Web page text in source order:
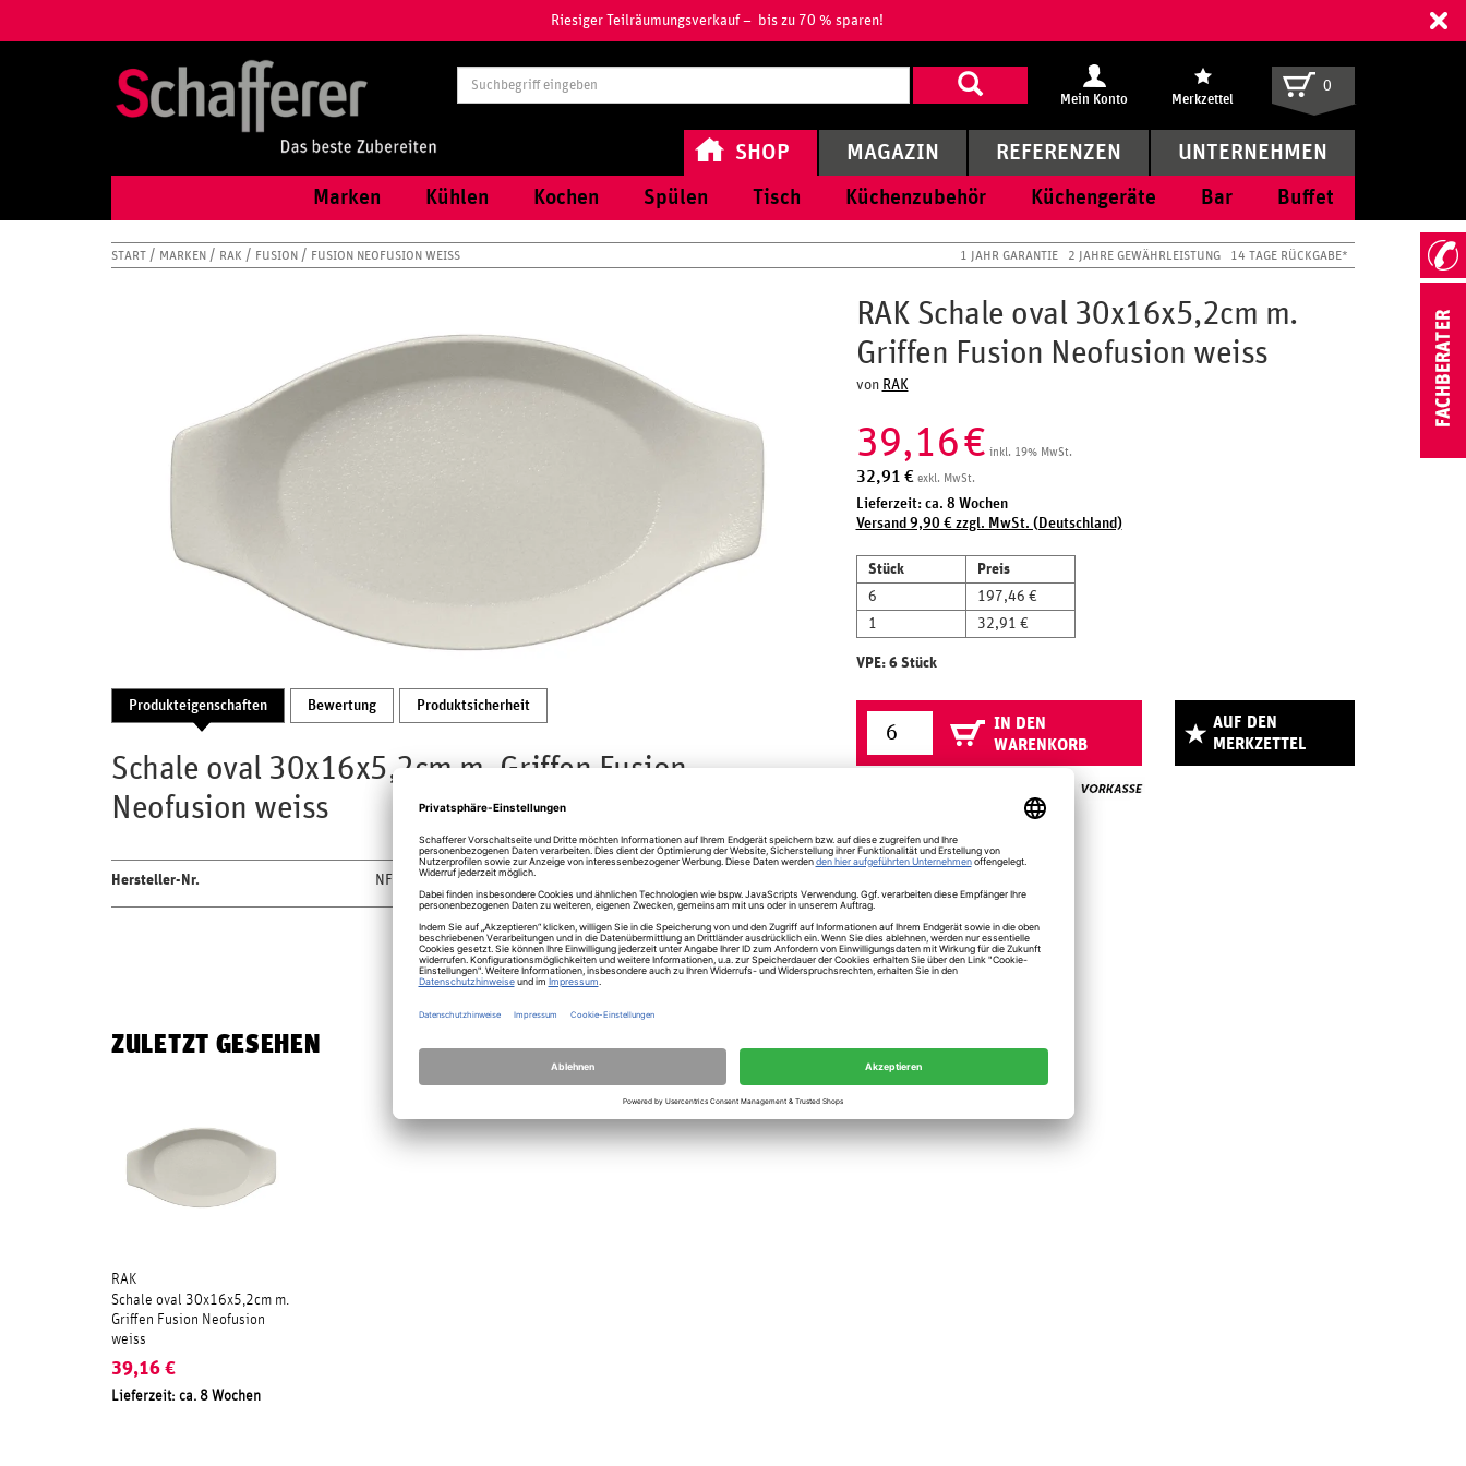
Riesiger Teilräumungsverkauf – bis zu 70 % sparen!
Suchbegriff
eingeben
Mein Konto Merkzettel
0
SHOP
Marken Kühlen Kochen Spülen Tisch Küchenzubehör Küchengeräte Bar Buffet
MAGAZIN REFERENZEN UNTERNEHMEN
START MARKEN RAK FUSION FUSION NEOFUSION WEISS 1 JAHR GARANTIE 2 JAHRE GEWÄHRLEISTUNG 14 TAGE RÜCKGABE*
Produkteigenschaften Bewertung Produktsicherheit
Schale oval 30x16x5,2cm m. Griffen Fusion
Neofusion weiss
Hersteller-Nr. NFOPOD30WH
RAK Schale oval 30x16x5,2cm m.
Griffen Fusion Neofusion weiss
von RAK
39,16€ inkl. 19% MwSt.
32,91 € exkl. MwSt.
Lieferzeit: ca. 8 Wochen
Versand 9,90 € zzgl. MwSt. (Deutschland)
Stück
Preis
6
197,46 €
1
32,91 €
VPE: 6 Stück
IN DEN
WARENKORB
AUF DEN
MERKZETTEL
ZULETZT GESEHEN
RAK
Schale oval 30x16x5,2cm m.
Griffen Fusion Neofusion
weiss
39,16 €
Lieferzeit: ca. 8 Wochen